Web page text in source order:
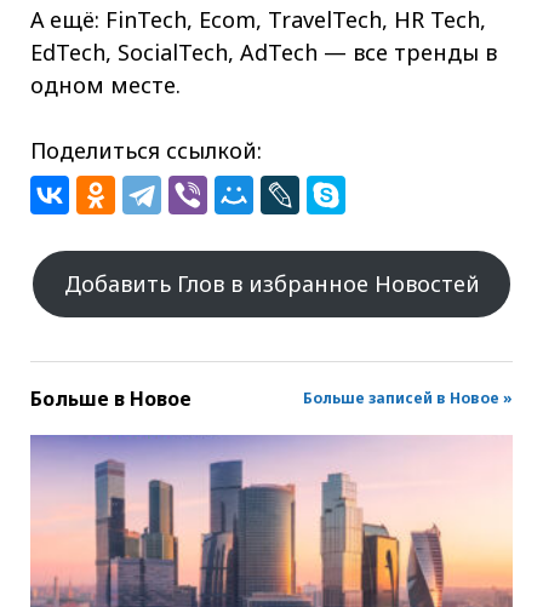
А ещё: FinTech, Ecom, TravelTech, HR Tech,
EdTech, SocialTech, AdTech — все тренды в
одном месте.
Поделиться ссылкой:
Добавить Глов в избранное Новостей
Больше в Новое Больше записей в Новое »